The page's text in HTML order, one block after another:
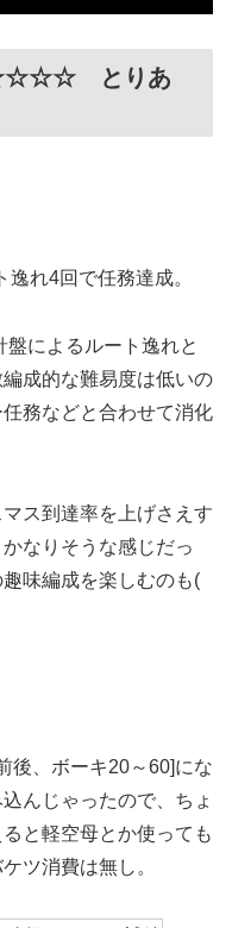
とりあ
れ4回で任務達成。
によるルート逸れと
成的な難易度は低いの
務などと合わせて消化
ス到達率を上げさえす
なりそうな感じだっ
味編成を楽しむのも(
後、ボーキ20～60]にな
んじゃったので、ちょ
と軽空母とか使っても
ツ消費は無し。